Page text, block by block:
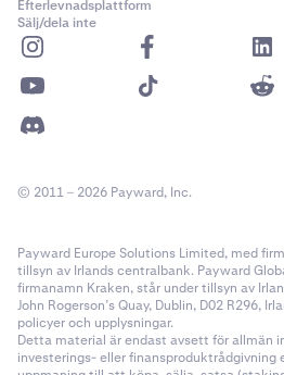
Efterlevnadsplattform
Sälj/dela inte
© 2011 – 2026 Payward, Inc.
Payward Europe Solutions Limited, med
tillsyn av Irlands centralbank. Payward
firmanamn Kraken, står under tillsyn av
John Rogerson’s Quay, Dublin, D02 R296,
policyer och upplysningar.
Detta material är endast avsett för allmän
investerings- eller finansproduktrådgivning